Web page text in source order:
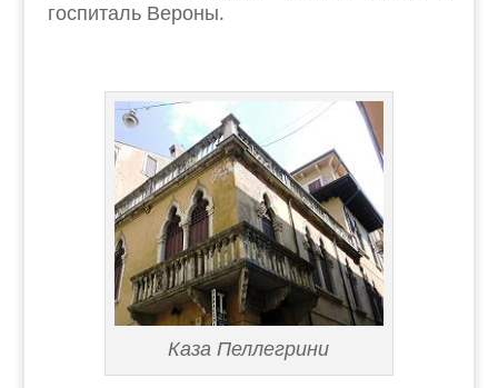
госпиталь Вероны.
Каза Пеллегрини